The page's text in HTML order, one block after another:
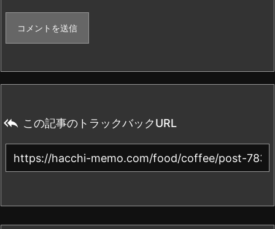
 この記事のトラックバックURL